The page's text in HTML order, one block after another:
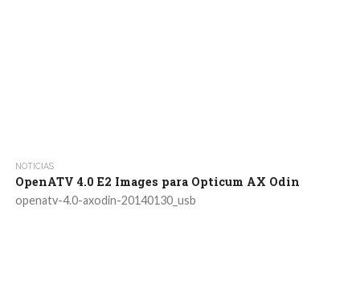
NOTICIAS
OpenATV 4.0 E2 Images para Opticum AX Odin
openatv-4.0-axodin-20140130_usb